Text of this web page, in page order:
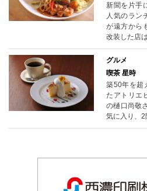
新聞を片手
人気のラン
が遠方から
改装した店
グルメ
喫茶 星時
築50年を超
たアトリエ
の樋口尚敬
気に入り、2